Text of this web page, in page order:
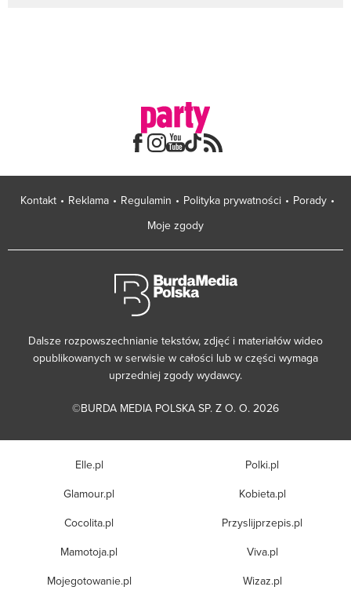
Kontakt Reklama Regulamin Polityka prywatności
Porady
Moje zgody
Dalsze rozpowszechnianie tekstów, zdjęć i materiałów wideo
opublikowanych w serwisie w całości lub w części wymaga
uprzedniej zgody wydawcy.
©BURDA MEDIA POLSKA SP. Z O. O. 2026
Elle.pl
Glamour.pl
Cocolita.pl
Mamotoja.pl
Mojegotowanie.pl
Polki.pl
Kobieta.pl
Przyslijprzepis.pl
Viva.pl
Wizaz.pl